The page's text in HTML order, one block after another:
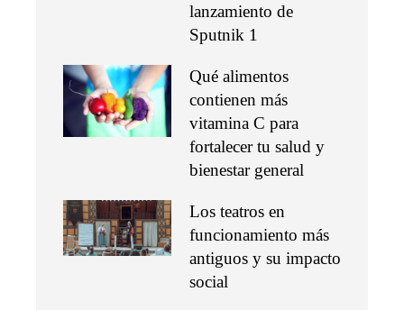
lanzamiento de
Sputnik 1
Qué alimentos
contienen más
vitamina C para
fortalecer tu salud y
bienestar general
Los teatros en
funcionamiento más
antiguos y su impacto
social